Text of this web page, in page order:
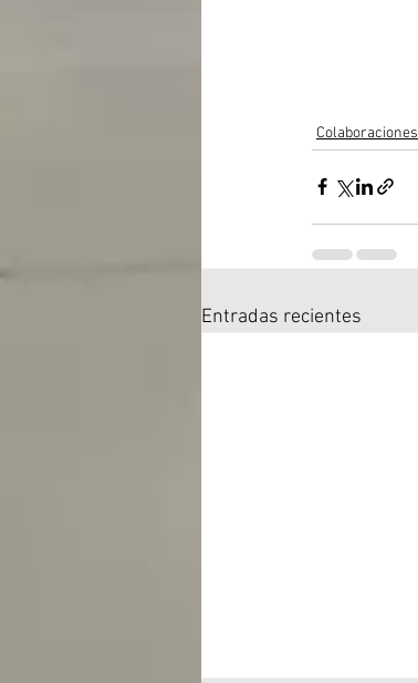
Colaboraciones
Entradas recientes